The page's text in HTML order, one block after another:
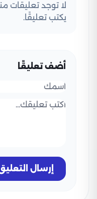
لا توجد تعليقات
يكتب تعليقًا.
أضف تعليقًا
إرسال